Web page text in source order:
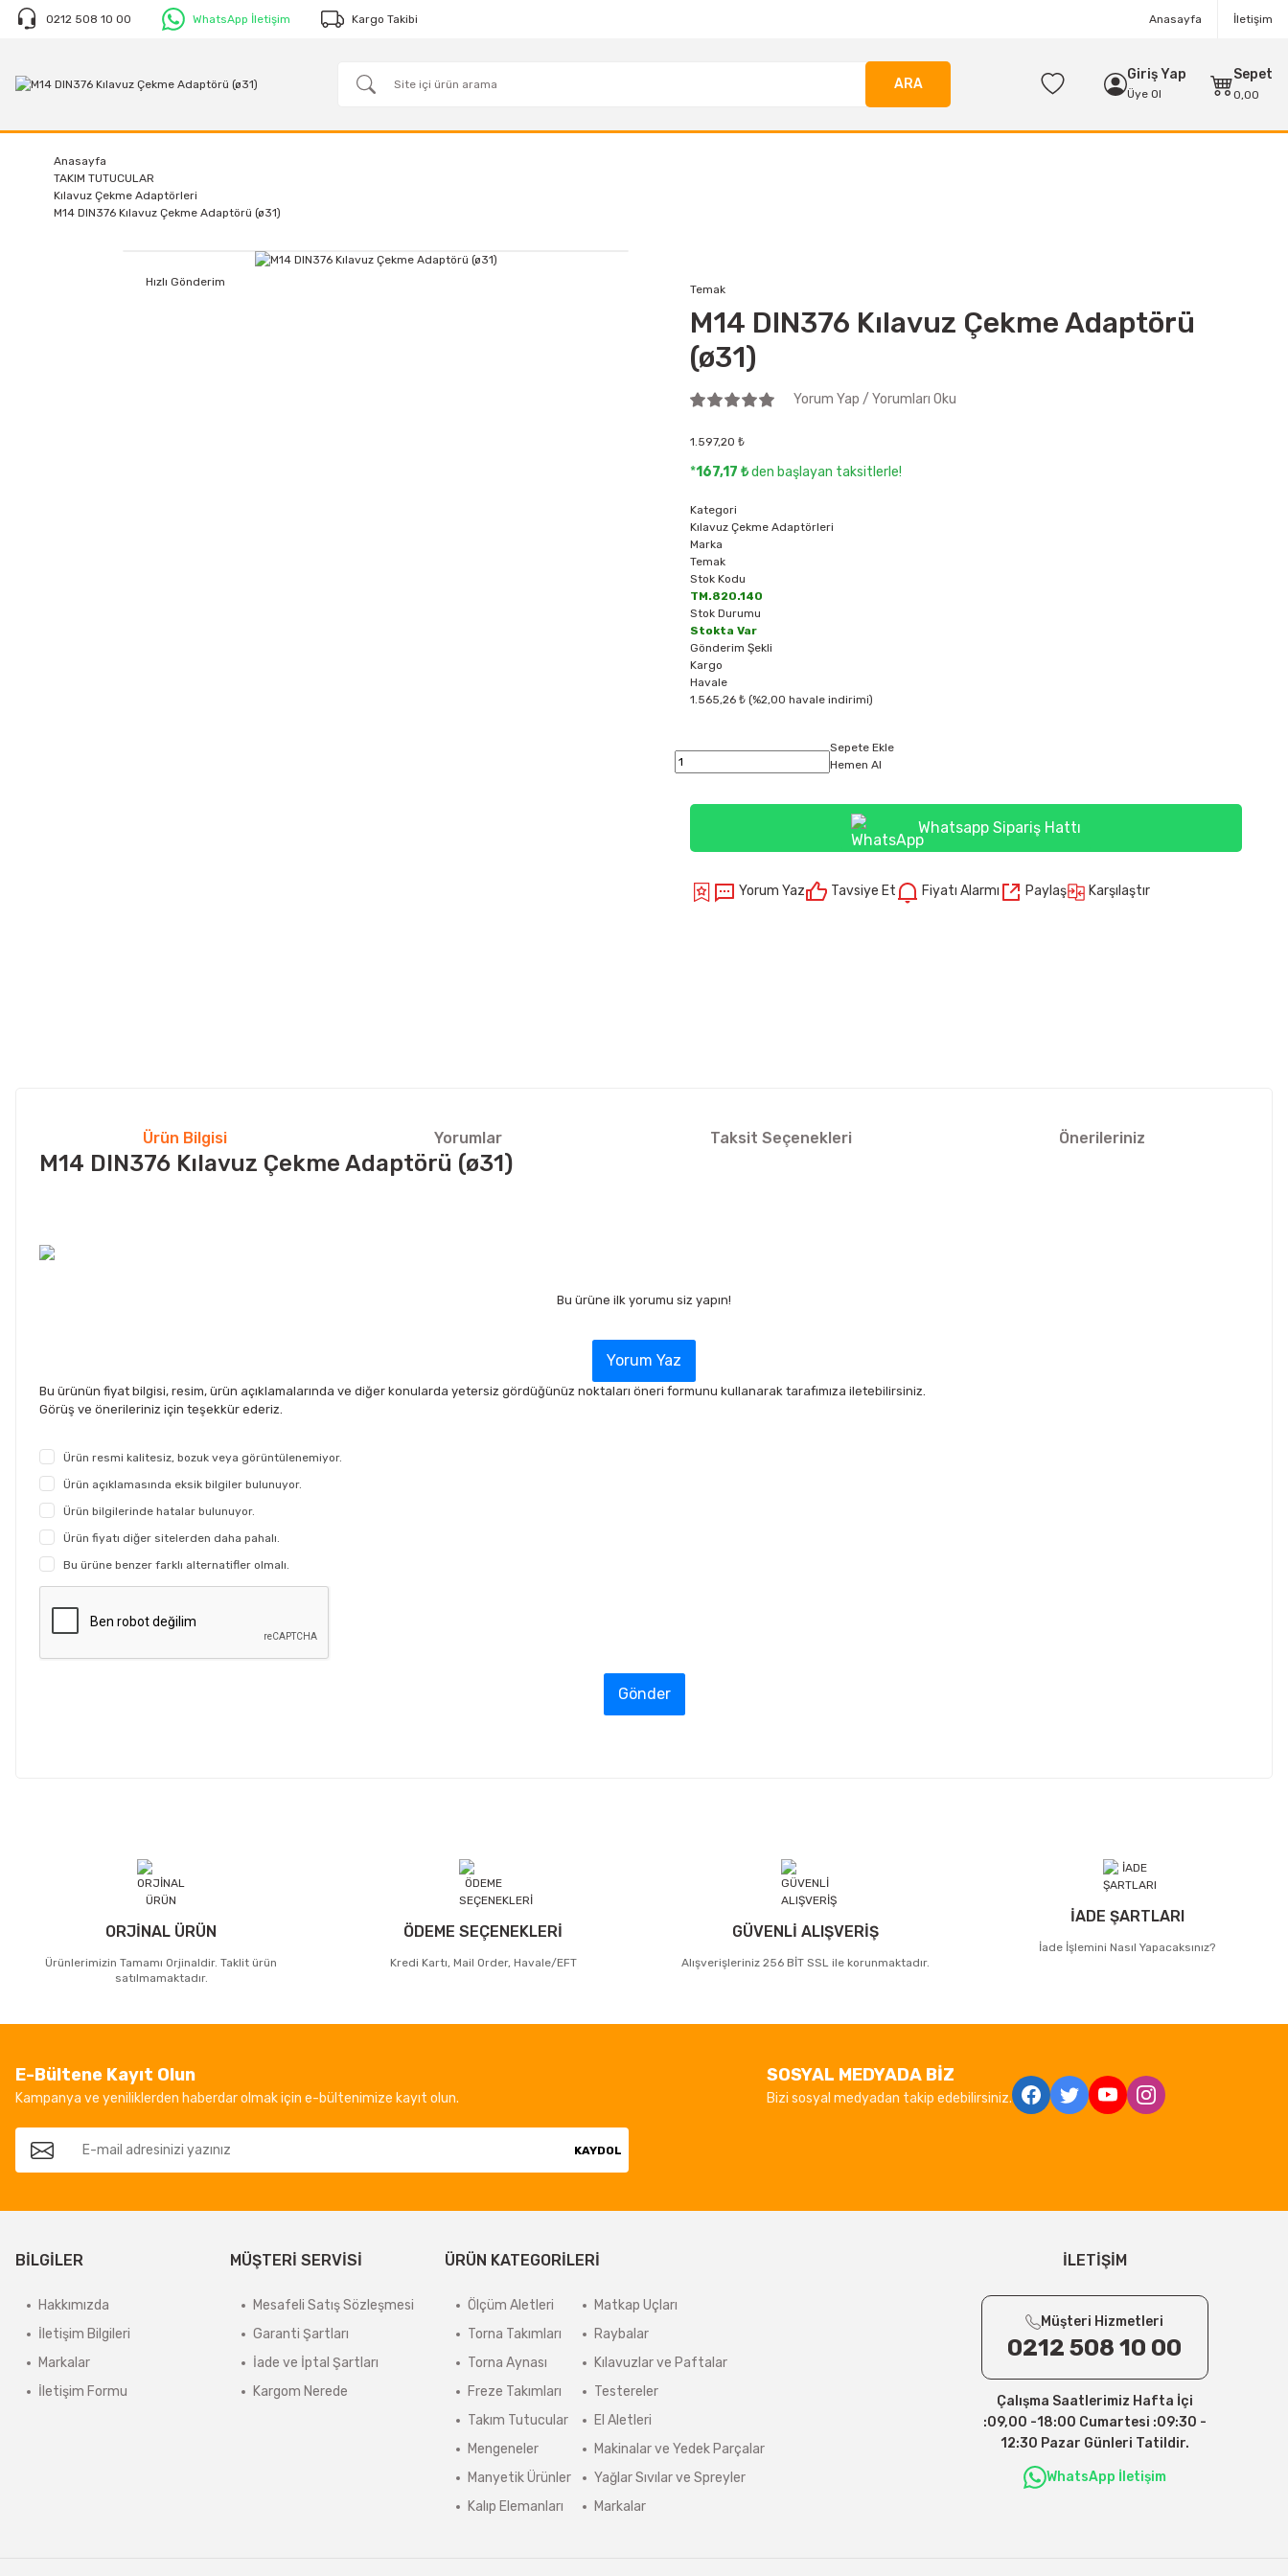
0212 508 10 00 WhatsApp İletişim Kargo Takibi Anasayfa İletişim
ARA
Giriş Yap
Üye Ol
Sepet
0,00
Anasayfa
TAKIM TUTUCULAR
Kılavuz Çekme Adaptörleri
M14 DIN376 Kılavuz Çekme Adaptörü (ø31)
Hızlı Gönderim
Temak
M14 DIN376 Kılavuz Çekme Adaptörü
(ø31)
Yorum Yap / Yorumları Oku
1.597,20 ₺
*167,17 ₺den başlayan taksitlerle!
Kategori
Kılavuz Çekme Adaptörleri
Marka
Temak
Stok Kodu
TM.820.140
Stok Durumu
Stokta Var
Gönderim Şekli
Kargo
Havale
1.565,26 ₺ (%2,00 havale indirimi)
Sepete Ekle
Hemen Al
Whatsapp Sipariş Hattı
Yorum Yaz Tavsiye Et Fiyatı Alarmı Paylaş Karşılaştır
Ürün Bilgisi Yorumlar Taksit Seçenekleri Önerileriniz
M14 DIN376 Kılavuz Çekme Adaptörü (ø31)
Bu ürüne ilk yorumu siz yapın!
Yorum Yaz
Bu ürünün fiyat bilgisi, resim, ürün açıklamalarında ve diğer konularda yetersiz gördüğünüz noktaları öneri formunu kullanarak tarafımıza iletebilirsiniz.
Görüş ve önerileriniz için teşekkür ederiz.
Ürün resmi kalitesiz, bozuk veya görüntülenemiyor.
Ürün açıklamasında eksik bilgiler bulunuyor.
Ürün bilgilerinde hatalar bulunuyor.
Ürün fiyatı diğer sitelerden daha pahalı.
Bu ürüne benzer farklı alternatifler olmalı.
Gönder
ORJİNAL ÜRÜN
Ürünlerimizin Tamamı Orjinaldir. Taklit ürün
satılmamaktadır.
ÖDEME SEÇENEKLERİ
Kredi Kartı, Mail Order, Havale/EFT
GÜVENLİ ALIŞVERİŞ
Alışverişleriniz 256 BİT SSL ile korunmaktadır.
İADE ŞARTLARI
İade İşlemini Nasıl Yapacaksınız?
E-Bültene Kayıt Olun
Kampanya ve yeniliklerden haberdar olmak için e-bültenimize kayıt olun.
KAYDOL
SOSYAL MEDYADA BİZ
Bizi sosyal medyadan takip edebilirsiniz.
BİLGİLER
Hakkımızda
İletişim Bilgileri
Markalar
İletişim Formu
MÜŞTERİ SERVİSİ
Mesafeli Satış Sözleşmesi
Garanti Şartları
İade ve İptal Şartları
Kargom Nerede
ÜRÜN KATEGORİLERİ
Ölçüm Aletleri
Torna Takımları
Torna Aynası
Freze Takımları
Takım Tutucular
Mengeneler
Manyetik Ürünler
Kalıp Elemanları
Matkap Uçları
Raybalar
Kılavuzlar ve Paftalar
Testereler
El Aletleri
Makinalar ve Yedek Parçalar
Yağlar Sıvılar ve Spreyler
Markalar
İLETİŞİM
Müşteri Hizmetleri
0212 508 10 00
Çalışma Saatlerimiz Hafta İçi
:09,00 -18:00 Cumartesi :09:30 -
12:30 Pazar Günleri Tatildir.
WhatsApp İletişim